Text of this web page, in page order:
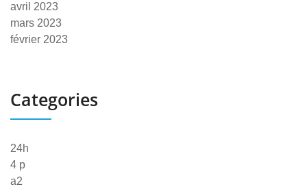
avril 2023
mars 2023
février 2023
Categories
24h
4 p
a2